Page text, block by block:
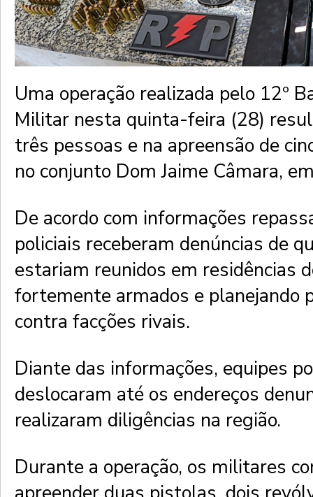
Uma operação realizada pelo 12º
Militar nesta quinta-feira (28)
três pessoas e na apreensão de
no conjunto Dom Jaime Câmara,
De acordo com informações
policiais receberam denúncias de
estariam reunidos em residências
fortemente armados e planejando
contra facções rivais.
Diante das informações, equipes
deslocaram até os endereços
realizaram diligências na região.
Durante a operação, os militares